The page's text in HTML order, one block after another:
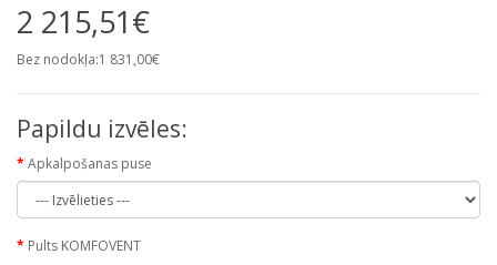
2 215,51€
Bez nodokļa:1 831,00€
Papildu izvēles:
Apkalpošanas puse
Pults KOMFOVENT